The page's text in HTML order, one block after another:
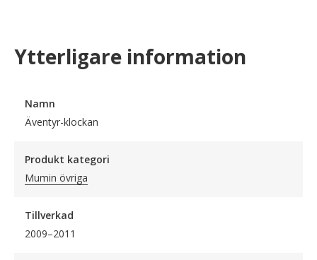
Ytterligare information
Namn
Äventyr-klockan
Produkt kategori
Mumin övriga
Tillverkad
2009–2011